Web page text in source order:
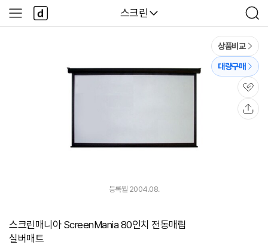
다나와
스크린
검
색
사
이
다
나
와
상품비교
대량구매
관
심
등록월 2004.08.
스크린매니아 ScreenMania 80인치 전동매립
실버매트